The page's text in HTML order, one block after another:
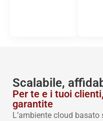
Scalabile,
Per te e i tuoi
garantite
L’ambiente cloud